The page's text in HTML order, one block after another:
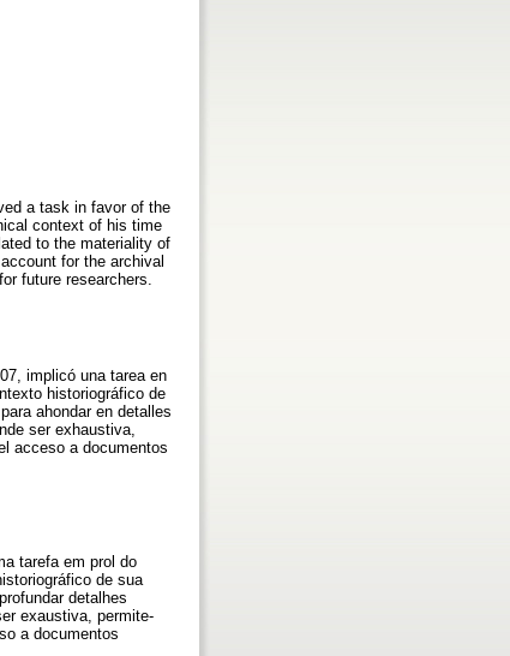
a task in favor of the
context of his time
to the materiality of
for the archival
future researchers.
implicó una tarea en
historiográfico de
ahondar en detalles
ser exhaustiva,
acceso a documentos
tarefa em prol do
de sua
detalhes
exaustiva, permite-
a documentos